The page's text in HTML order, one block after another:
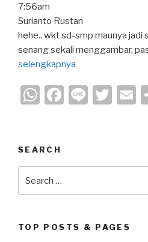
7:56am
Surianto Rustan
hehe.. wkt sd-smp maunya jadi
senang sekali menggambar,
selengkapnya
W
s
A
p
F
b
o
k
Li T
E
SEARCH
for:
TOP POSTS & PAGES